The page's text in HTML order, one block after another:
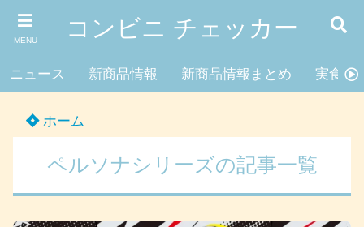
MENU コンビニ チェッカー
ニュース 新商品情報 新商品情報まとめ 実食レ
ホーム
ペルソナシリーズの記事一覧